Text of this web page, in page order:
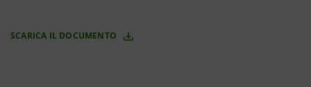
SCARICA IL DOCUMENTO